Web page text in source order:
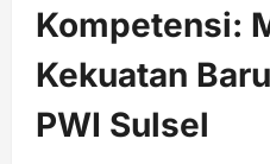
Kompetensi:
Kekuatan
PWI Sulsel